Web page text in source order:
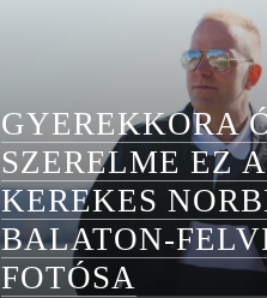
GYEREKKORA
SZERELME EZ
KEREKES
BALATON-
FOTÓSA